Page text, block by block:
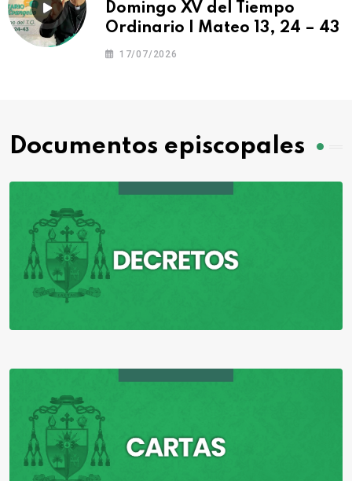
Domingo XV del Tiempo
Ordinario | Mateo 13, 24 – 43
17/07/2026
Documentos episcopales